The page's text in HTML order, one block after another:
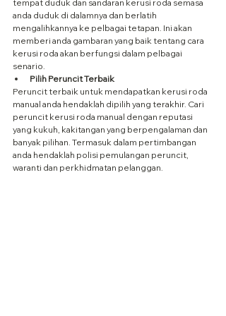
tempat duduk dan sandaran kerusi roda semasa
anda duduk di dalamnya dan berlatih
mengalihkannya ke pelbagai tetapan. Ini akan
memberi anda gambaran yang baik tentang cara
kerusi roda akan berfungsi dalam pelbagai
senario.
Pilih Peruncit Terbaik
Peruncit terbaik untuk mendapatkan kerusi roda
manual anda hendaklah dipilih yang terakhir. Cari
peruncit kerusi roda manual dengan reputasi
yang kukuh, kakitangan yang berpengalaman dan
banyak pilihan. Termasuk dalam pertimbangan
anda hendaklah polisi pemulangan peruncit,
waranti dan perkhidmatan pelanggan.